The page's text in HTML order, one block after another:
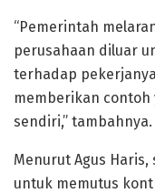
“Pemerintah
perusahaan diluar
terhadap
memberikan
sendiri,” tambahnya.
Menurut Agus
untuk memutus